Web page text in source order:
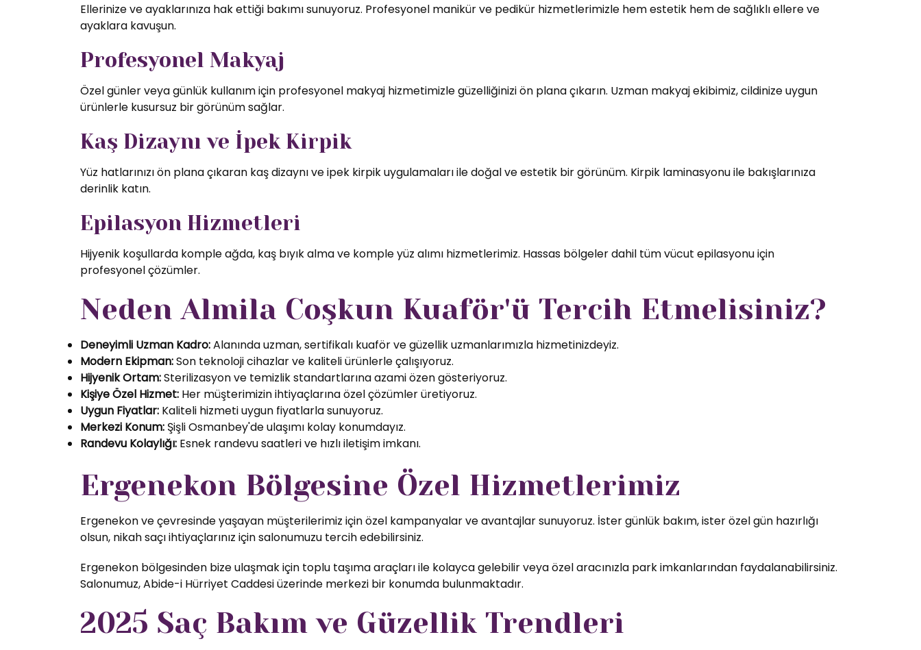
Ellerinize ve ayaklarınıza hak ettiği bakımı sunuyoruz. Profesyonel manikür ve pedikür hizmetlerimizle hem estetik hem de sağlıklı ellere ve
ayaklara kavuşun.
Profesyonel Makyaj
Özel günler veya günlük kullanım için profesyonel makyaj hizmetimizle güzelliğinizi ön plana çıkarın. Uzman makyaj ekibimiz, cildinize uygun
ürünlerle kusursuz bir görünüm sağlar.
Kaş Dizaynı ve İpek Kirpik
Yüz hatlarınızı ön plana çıkaran kaş dizaynı ve ipek kirpik uygulamaları ile doğal ve estetik bir görünüm. Kirpik laminasyonu ile bakışlarınıza
derinlik katın.
Epilasyon Hizmetleri
Hijyenik koşullarda komple ağda, kaş bıyık alma ve komple yüz alımı hizmetlerimiz. Hassas bölgeler dahil tüm vücut epilasyonu için
profesyonel çözümler.
Neden Almila Coşkun Kuaför'ü Tercih Etmelisiniz?
Deneyimli Uzman Kadro:Alanında uzman, sertifikalı kuaför ve güzellik uzmanlarımızla hizmetinizdeyiz.
Modern Ekipman:Son teknoloji cihazlar ve kaliteli ürünlerle çalışıyoruz.
Hijyenik Ortam:Sterilizasyon ve temizlik standartlarına azami özen gösteriyoruz.
Kişiye Özel Hizmet: Her müşterimizin ihtiyaçlarına özel çözümler üretiyoruz.
Uygun Fiyatlar: Kaliteli hizmeti uygun fiyatlarla sunuyoruz.
Merkezi Konum: Şişli Osmanbey'de ulaşımı kolay konumdayız.
Randevu Kolaylığı: Esnek randevu saatleri ve hızlı iletişim imkanı.
Ergenekon Bölgesine Özel Hizmetlerimiz
Ergenekon ve çevresinde yaşayan müşterilerimiz için özel kampanyalar ve avantajlar sunuyoruz. İster günlük bakım, ister özel gün hazırlığı
olsun, nikah saçı ihtiyaçlarınız için salonumuzu tercih edebilirsiniz.
Ergenekon bölgesinden bize ulaşmak için toplu taşıma araçları ile kolayca gelebilir veya özel aracınızla park imkanlarından faydalanabilirsiniz.
Salonumuz, Abide-i Hürriyet Caddesi üzerinde merkezi bir konumda bulunmaktadır.
2025 Saç Bakım ve Güzellik Trendleri